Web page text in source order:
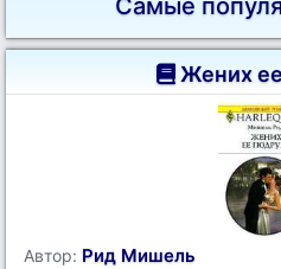
Самые
Жених
Автор: Рид Мишель